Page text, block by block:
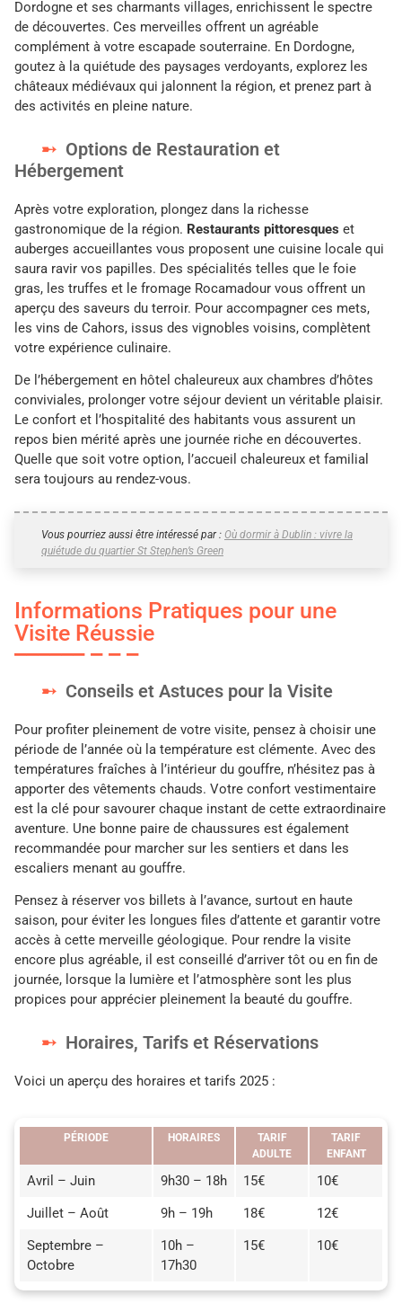
Dordogne et ses charmants villages, enrichissent le spectre
de découvertes. Ces merveilles offrent un agréable
complément à votre escapade souterraine. En Dordogne,
goutez à la quiétude des paysages verdoyants, explorez les
châteaux médiévaux qui jalonnent la région, et prenez part à
des activités en pleine nature.
Options de Restauration et
Hébergement
Après votre exploration, plongez dans la richesse
gastronomique de la région. Restaurants pittoresques et
auberges accueillantes vous proposent une cuisine locale qui
saura ravir vos papilles. Des spécialités telles que le foie
gras, les truffes et le fromage Rocamadour vous offrent un
aperçu des saveurs du terroir. Pour accompagner ces mets,
les vins de Cahors, issus des vignobles voisins, complètent
votre expérience culinaire.
De l’hébergement en hôtel chaleureux aux chambres d’hôtes
conviviales, prolonger votre séjour devient un véritable plaisir.
Le confort et l’hospitalité des habitants vous assurent un
repos bien mérité après une journée riche en découvertes.
Quelle que soit votre option, l’accueil chaleureux et familial
sera toujours au rendez-vous.
Vous pourriez aussi être intéressé par : Où dormir à Dublin : vivre la
quiétude du quartier St Stephen’s Green
Informations Pratiques pour une
Visite Réussie
Conseils et Astuces pour la Visite
Pour profiter pleinement de votre visite, pensez à choisir une
période de l’année où la température est clémente. Avec des
températures fraîches à l’intérieur du gouffre, n’hésitez pas à
apporter des vêtements chauds. Votre confort vestimentaire
est la clé pour savourer chaque instant de cette extraordinaire
aventure. Une bonne paire de chaussures est également
recommandée pour marcher sur les sentiers et dans les
escaliers menant au gouffre.
Pensez à réserver vos billets à l’avance, surtout en haute
saison, pour éviter les longues files d’attente et garantir votre
accès à cette merveille géologique. Pour rendre la visite
encore plus agréable, il est conseillé d’arriver tôt ou en fin de
journée, lorsque la lumière et l’atmosphère sont les plus
propices pour apprécier pleinement la beauté du gouffre.
Horaires, Tarifs et Réservations
Voici un aperçu des horaires et tarifs 2025 :
PÉRIODE HORAIRES
TARIF
ADULTE
TARIF
ENFANT
Avril – Juin 9h30 – 18h 15€
10€
Juillet – Août
9h – 19h 18€
12€
Septembre –
Octobre
10h –
17h30
15€ 10€